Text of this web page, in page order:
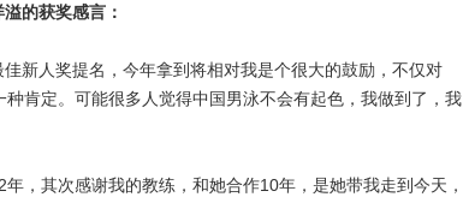
的获奖感言：
新人奖提名，今年拿到将相对我是个很大的鼓励，不仅对
肯定。可能很多人觉得中国男泳不会有起色，我做到了，我
其次感谢我的教练，和她合作10年，是她带我走到今天，